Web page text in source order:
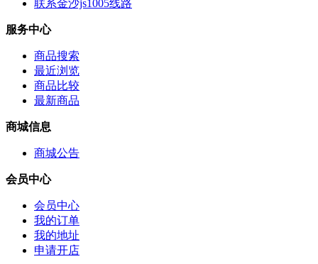
联系金沙js1005线路
服务中心
商品搜索
最近浏览
商品比较
最新商品
商城信息
商城公告
会员中心
会员中心
我的订单
我的地址
申请开店